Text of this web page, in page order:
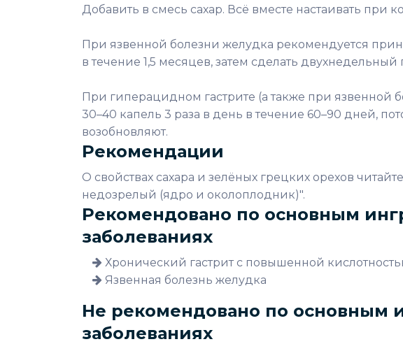
Добавить в смесь сахар. Всё вместе настаивать при
При язвенной болезни желудка рекомендуется
в течение 1,5 месяцев, затем сделать
При гиперацидном гастрите (а также при язвенной
30–40 капель 3 раза в день в течение 60–90 дней,
возобновляют.
Рекомендации
О свойствах сахара и зелёных грецких орехов
недозрелый (ядро и околоплодник)".
Рекомендовано по основным
заболеваниях
Хронический гастрит с повышенной
Язвенная болезнь желудка
Не рекомендовано по основным
заболеваниях